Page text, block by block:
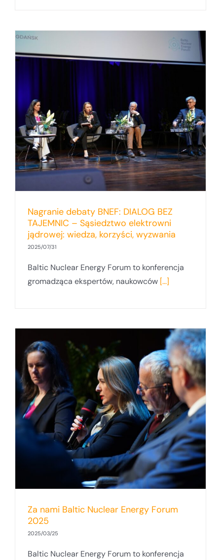
Nagranie debaty BNEF: DIALOG BEZ
TAJEMNIC – Sąsiedztwo elektrowni
jądrowej: wiedza, korzyści, wyzwania
2025/07/31
Baltic Nuclear Energy Forum to konferencja
gromadząca ekspertów, naukowców [...]
Za nami Baltic Nuclear Energy Forum
2025
2025/03/25
Baltic Nuclear Energy Forum to konferencja